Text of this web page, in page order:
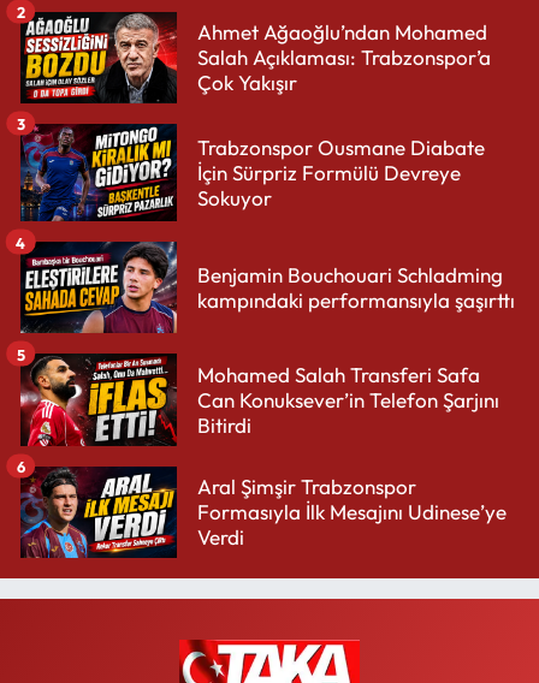
Ahmet Ağaoğlu’ndan Mohamed
Salah Açıklaması: Trabzonspor’a
Çok Yakışır
2
Trabzonspor Ousmane Diabate
İçin Sürpriz Formülü Devreye
Sokuyor
3
Benjamin Bouchouari Schladming
kampındaki performansıyla şaşırttı
4
Mohamed Salah Transferi Safa
Can Konuksever’in Telefon Şarjını
Bitirdi
5
Aral Şimşir Trabzonspor
Formasıyla İlk Mesajını Udinese’ye
Verdi
6